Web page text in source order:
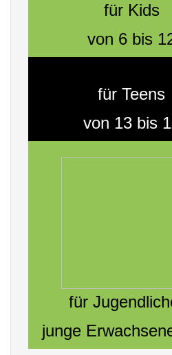
für Kids
von 6 bis
für Teens
von 13 bis
für
junge